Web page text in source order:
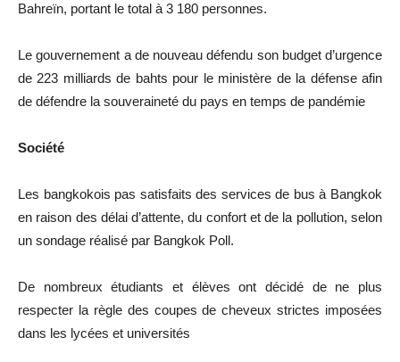
Bahreïn, portant le total à 3 180 personnes.
Le gouvernement a de nouveau défendu son budget d’urgence
de 223 milliards de bahts pour le ministère de la défense afin
de défendre la souveraineté du pays en temps de pandémie
Société
Les bangkokois pas satisfaits des services de bus à Bangkok
en raison des délai d’attente, du confort et de la pollution, selon
un sondage réalisé par Bangkok Poll.
De nombreux étudiants et élèves ont décidé de ne plus
respecter la règle des coupes de cheveux strictes imposées
dans les lycées et universités